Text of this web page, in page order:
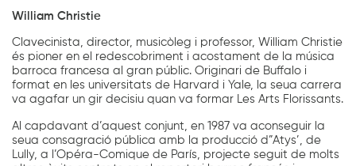
William Christie
Clavecinista, director, musicòleg i professor, William Christie
és pioner en el redescobriment i acostament de la música
barroca francesa al gran públic. Originari de Buffalo i
format en les universitats de Harvard i Yale, la seua carrera
va agafar un gir decisiu quan va formar Les Arts Florissants.
Al capdavant d’aquest conjunt, en 1987 va aconseguir la
seua consagració pública amb la producció d”Atys’, de
Lully, a l’Opéra-Comique de París, projecte seguit de molts